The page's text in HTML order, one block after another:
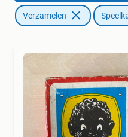
Verzamelen